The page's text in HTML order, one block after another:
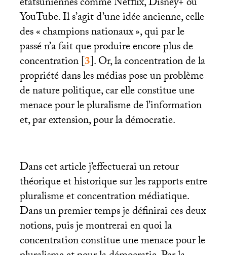
YouTube. Il s’agit d’une idée ancienne, celle
des «champions nationaux», qui par le
passé n’a fait que produire encore plus de
concentration[3]. Or, la concentration de la
propriété dans les médias pose un problème
de nature politique, car elle constitue une
menace pour le pluralisme de l’information
et, par extension, pour la démocratie.
Dans cet article j’effectuerai un retour
théorique et historique sur les rapports entre
pluralisme et concentration médiatique.
Dans un premier temps je définirai ces deux
notions, puis je montrerai en quoi la
concentration constitue une menace pour le